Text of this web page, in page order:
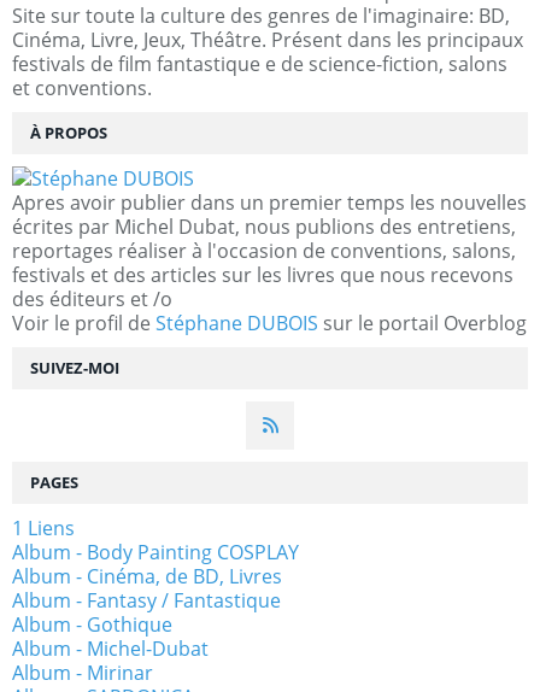
SUIVEZ-MOI
Site sur toute la culture des genres de l'imaginaire: BD,
Cinéma, Livre, Jeux, Théâtre. Présent dans les principaux
festivals de film fantastique e de science-fiction, salons
et conventions.
À PROPOS
Apres avoir publier dans un premier temps les nouvelles
écrites par Michel Dubat, nous publions des entretiens,
reportages réaliser à l'occasion de conventions, salons,
festivals et des articles sur les livres que nous recevons
des éditeurs et /o
Voir le profil de Stéphane DUBOIS sur le portail Overblog
PAGES
1 Liens
Album - Body Painting COSPLAY
Album - Cinéma, de BD, Livres
Album - Fantasy / Fantastique
Album - Gothique
Album - Michel-Dubat
Album - Mirinar